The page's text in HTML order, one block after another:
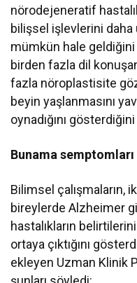
nörodejeneratif
bilişsel işlevlerini
mümkün hale geldiğini
birden fazla dil
fazla nöroplastisite
beyin yaşlanmasını
oynadığını gösterdiğini
Bunama
Bilimsel çalışmaların,
bireylerde Alzheimer
hastalıkların
ortaya çıktığını
ekleyen Uzman Klinik